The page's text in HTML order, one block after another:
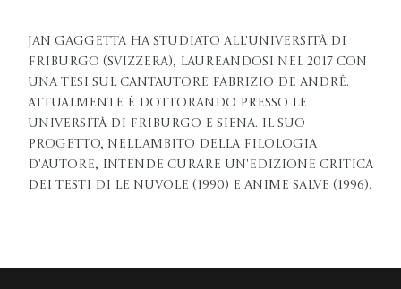
Jan Gaggetta ha studiato all'Università di
Friburgo (Svizzera), laureandosi nel 2017 con
una tesi sul cantautore Fabrizio De André.
Attualmente è dottorando presso le
Università di Friburgo e Siena. Il suo
progetto, nell'ambito della filologia
d'autore, intende curare un'edizione critica
dei testi di Le Nuvole (1990) e Anime salve (1996).